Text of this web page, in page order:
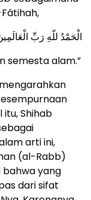
الْحَمْدُ للّهِ رَبِّ
semesta alam.”
itu, Shihab
arti ini,
(al-Rabb)
bahwa yang
dari sifat